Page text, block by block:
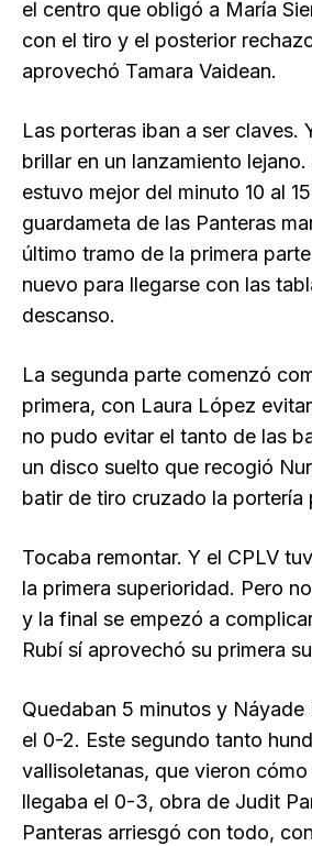
el centro que obligó a María
con el tiro y el posterior
aprovechó Tamara Vaidean.
Las porteras iban a ser claves.
brillar en un lanzamiento
estuvo mejor del minuto 10 al
guardameta de las Panteras
último tramo de la primera
nuevo para llegarse con las
descanso.
La segunda parte comenzó
primera, con Laura López
no pudo evitar el tanto de las
un disco suelto que recogió
batir de tiro cruzado la portería
Tocaba remontar. Y el CPLV
la primera superioridad. Pero
y la final se empezó a
Rubí sí aprovechó su primera
Quedaban 5 minutos y Náyade
el 0-2. Este segundo tanto
vallisoletanas, que vieron
llegaba el 0-3, obra de Judit
Panteras arriesgó con todo,